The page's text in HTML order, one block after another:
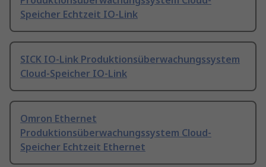
Speicher Echtzeit IO-Link
SICK IO-Link Produktionsüberwachungssystem
Cloud-Speicher IO-Link
Omron Ethernet
Produktionsüberwachungssystem Cloud-
Speicher Echtzeit Ethernet